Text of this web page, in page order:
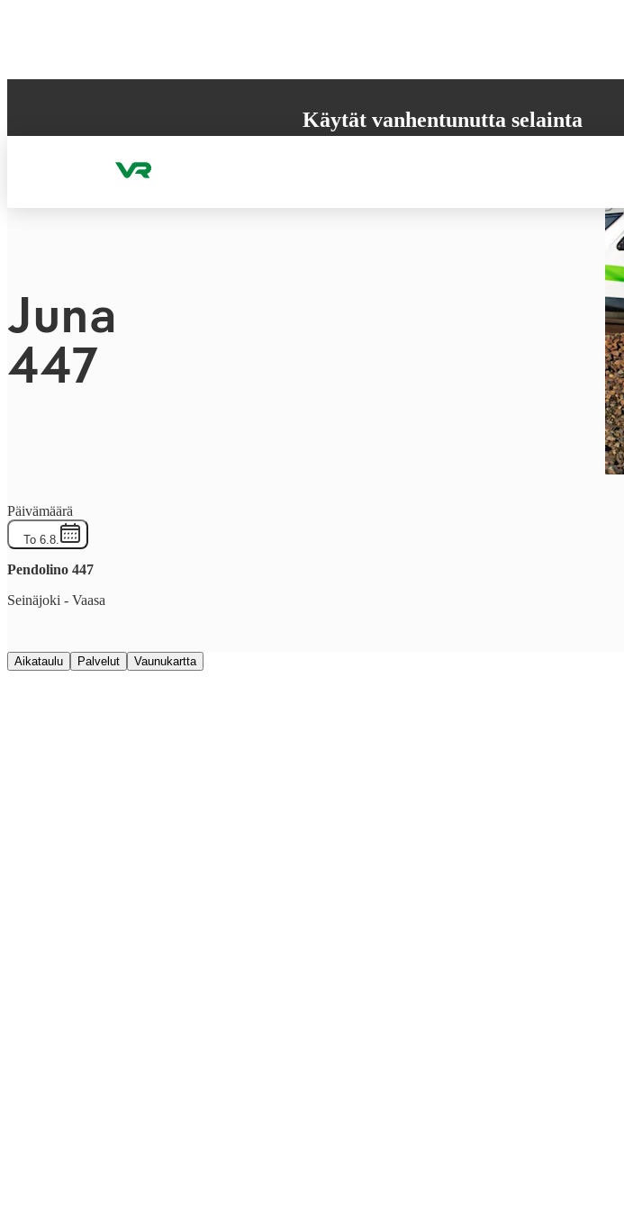
Käytät vanhentunutta selainta
Juna
447
Päivämäärä
To 6.8.
Pendolino 447
Seinäjoki - Vaasa
Aikataulu Palvelut Vaunukartta